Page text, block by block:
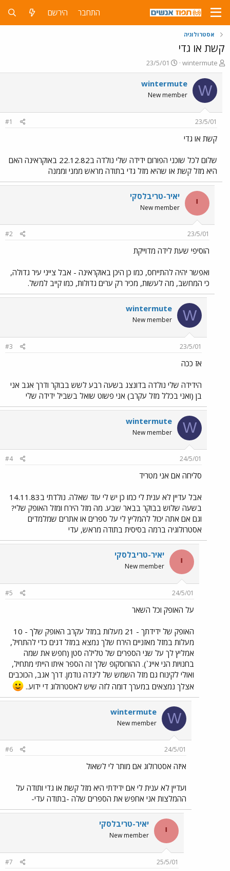
התחבר הירשם
אסטרולוגיה
קשת או גדי
פ
ו
ת
ח
ה
ש
א
wintermute
פ
ו
ר
ם
23/5/01
W
wintermute
New member
23/5/01
#1
קשת או גדי
שלום לכל שוכני הפורום ידידה שלי נולדה ב22.12.82 באוקראינה האם
היא מזל קשת או שהיא מזל גדי בתודה מראש ממני וממנה
י יאיר-טריבלסקי
New member
23/5/01
#2
הוסיפי שעת לידה מדוייקת
ואפשר יהיה להתייחס, כמו כן היכן באוקראינה - אבל צייני עיר גדולה,
כי המחשב, מה לעשות, מכיר רק ערים גדולות, כמו קייב למשל.
W
wintermute
New member
23/5/01
#3
אז ככה
הידידה שלי נולדה בדונצג בשעה רבע לשש בבוקר ודרך אגב אני
בן (ואני בכלל מזל עקרב) אני פשוט שואל בשביל ידידה שלי
W
wintermute
New member
24/5/01
#4
סליחה אם אני מטריד
אבל עדיין לא ענית לי כמו כן יש לי עוד שאלה. נולדתי ב14.11.83
בשעה שלוש בבוקר בבאר שבע. מה מזל הירח ומזל האופק שלי?
וגם אם אתה יכול להמליץ לי על ספרים או אתרים שמלמדים
אסטרולוגיה ברמה בסיסית בתודה מראש, עדי
י יאיר-טריבלסקי
New member
24/5/01
#5
על האופק וכל השאר
האופק של ידידתך - 21 מעלות במזל עקרב האופק שלך - 10
מעלות במזל מאזניים הירח שלך נמצא במזל דגים כדי להתחיל,
אמליץ לך על שני הספרים של טלילה סטן (חפש את שמה
בחנויות הני אייג`). ההורוסקופ שלך זה הספר איתו הייתי מתחיל,
ואולי לקינוח גם מזל השמש של לינדה גודמן. דרך אגב, הכוכבים
אצלך נמצאים במערך דומה לזה שיש לאסטרולוג די ידוע..
W
wintermute
New member
24/5/01
#6
איזה אסטרולוג אם מותר לי לשאול
ועדיין לא ענית לי אם ידידתי היא מזל קשת או גדי ותודה על
ההמלצות אני אחפש את הספרים שלה -בתודה עדי-
י יאיר-טריבלסקי
New member
25/5/01
#7